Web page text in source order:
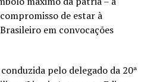
de estar à
em convocações
pelo delegado da 20ª